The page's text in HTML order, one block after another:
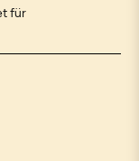
für